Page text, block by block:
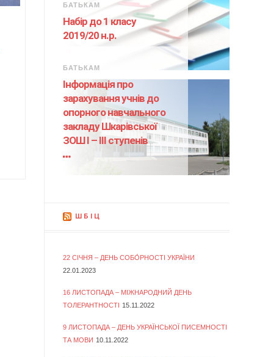
БАТЬКАМ
Набір до 1 класу
2019/20 н.р.
БАТЬКАМ
Інформація про
зарахування учнів до
опорного навчального
закладу Шкарівської
ЗОШ І – ІІІ ступенів
ШБІЦ
22 СІЧНЯ – ДЕНЬ СОБО́РНОСТІ УКРАЇНИ
22.01.2023
16 ЛИСТОПАДА – МІЖНАРОДНИЙ ДЕНЬ
ТОЛЕРАНТНОСТІ 15.11.2022
9 ЛИСТОПАДА – ДЕНЬ УКРАЇНСЬКОЇ ПИСЕМНОСТІ
ТА МОВИ 10.11.2022